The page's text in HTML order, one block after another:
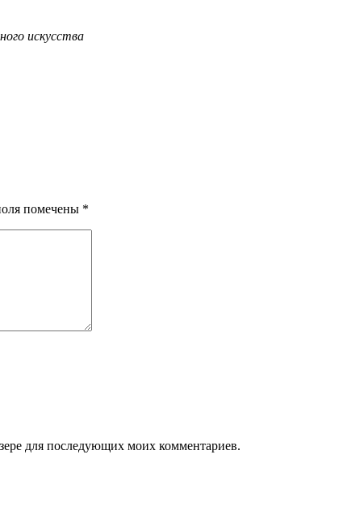
искусства
помечены *
для последующих моих комментариев.